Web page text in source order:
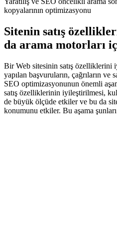
kopyalarının optimizasyonu
Sitenin satış
da arama motorları
Bir Web sitesinin satış özelliklerini
yapılan başvuruların, çağrıların ve
SEO optimizasyonunun önemli
satış özelliklerinin iyileştirilmesi,
de büyük ölçüde etkiler ve bu da
konumunu etkiler. Bu aşama